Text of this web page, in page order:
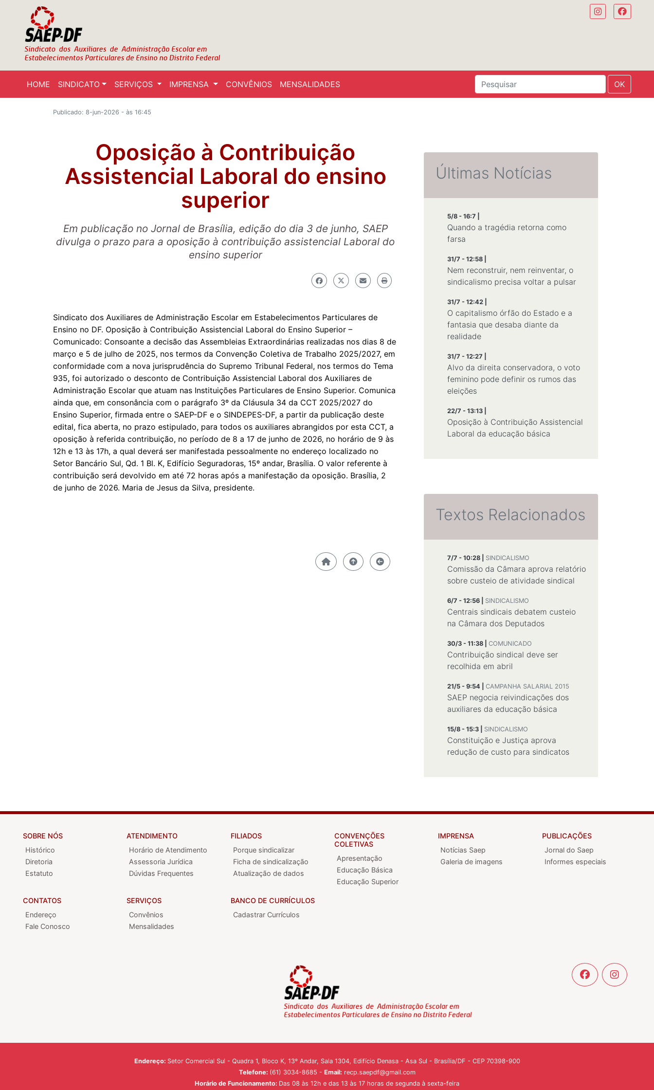
HOME SINDICATO SERVIÇOS IMPRENSA CONVÊNIOS MENSALIDADES OK
Publicado: 8-jun-2026 - às 16:45
Oposição à Contribuição
Assistencial Laboral do ensino
superior
Em publicação no Jornal de Brasília, edição do dia 3 de junho, SAEP
divulga o prazo para a oposição à contribuição assistencial Laboral do
ensino superior
Sindicato dos Auxiliares de Administração Escolar em Estabelecimentos Particulares de
Ensino no DF. Oposição à Contribuição Assistencial Laboral do Ensino Superior –
Comunicado: Consoante a decisão das Assembleias Extraordinárias realizadas nos dias 8 de
março e 5 de julho de 2025, nos termos da Convenção Coletiva de Trabalho 2025/2027, em
conformidade com a nova jurisprudência do Supremo Tribunal Federal, nos termos do Tema
935, foi autorizado o desconto de Contribuição Assistencial Laboral dos Auxiliares de
Administração Escolar que atuam nas Instituições Particulares de Ensino Superior. Comunica
ainda que, em consonância com o parágrafo 3º da Cláusula 34 da CCT 2025/2027 do
Ensino Superior, firmada entre o SAEP-DF e o SINDEPES-DF, a partir da publicação deste
edital, fica aberta, no prazo estipulado, para todos os auxiliares abrangidos por esta CCT, a
oposição à referida contribuição, no período de 8 a 17 de junho de 2026, no horário de 9 às
12h e 13 às 17h, a qual deverá ser manifestada pessoalmente no endereço localizado no
Setor Bancário Sul, Qd. 1 Bl. K, Edifício Seguradoras, 15º andar, Brasília. O valor referente à
contribuição será devolvido em até 72 horas após a manifestação da oposição. Brasília, 2
de junho de 2026. Maria de Jesus da Silva, presidente.
Últimas Notícias
5/8 - 16:7 |
Quando a tragédia retorna como
farsa
31/7 - 12:58 |
Nem reconstruir, nem reinventar, o
sindicalismo precisa voltar a pulsar
31/7 - 12:42 |
O capitalismo órfão do Estado e a
fantasia que desaba diante da
realidade
31/7 - 12:27 |
Alvo da direita conservadora, o voto
feminino pode definir os rumos das
eleições
22/7 - 13:13 |
Oposição à Contribuição Assistencial
Laboral da educação básica
Textos Relacionados
7/7 - 10:28 | SINDICALISMO
Comissão da Câmara aprova relatório
sobre custeio de atividade sindical
6/7 - 12:56 | SINDICALISMO
Centrais sindicais debatem custeio
na Câmara dos Deputados
30/3 - 11:38 | COMUNICADO
Contribuição sindical deve ser
recolhida em abril
21/5 - 9:54 | CAMPANHA SALARIAL 2015
SAEP negocia reivindicações dos
auxiliares da educação básica
15/8 - 15:3 | SINDICALISMO
Constituição e Justiça aprova
redução de custo para sindicatos
SOBRE NÓS
Histórico
Diretoria
Estatuto
CONTATOS
Endereço
Fale Conosco
ATENDIMENTO
Horário de Atendimento
Assessoria Jurídica
Dúvidas Frequentes
SERVIÇOS
Convênios
Mensalidades
FILIADOS
Porque sindicalizar
Ficha de sindicalização
Atualização de dados
BANCO DE CURRÍCULOS
Cadastrar Currículos
CONVENÇÕES
COLETIVAS
Apresentação
Educação Básica
Educação Superior
IMPRENSA
Notícias Saep
Galeria de imagens
PUBLICAÇÕES
Jornal do Saep
Informes especiais
Endereço: Setor Comercial Sul - Quadra 1, Bloco K, 13º Andar, Sala 1304, Edifício Denasa - Asa Sul - Brasília/DF - CEP 70398-900
Telefone: (61) 3034-8685 - Email: recp.saepdf@gmail.com
Horário de Funcionamento: Das 08 às 12h e das 13 às 17 horas de segunda à sexta-feira